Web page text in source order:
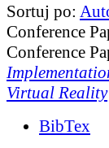
Sortuj po:
Conference
Conference
Virtual Reality
BibTex